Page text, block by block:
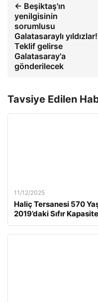
← Beşiktaş'ın
yenilgisinin
sorumlusu
Galatasaraylı yıldızlar!
Teklif gelirse
Galatasaray'a
gönderilecek
Tavsiye Edilen
11/12/2025
Haliç Tersanesi 570
2019’daki Sıfır